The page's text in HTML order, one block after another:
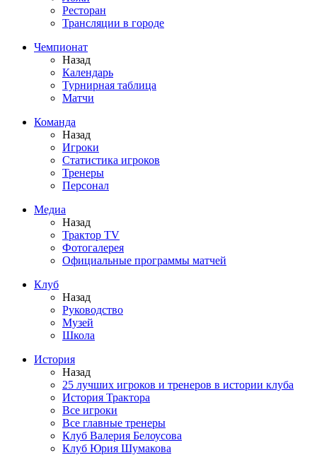
Ресторан
Трансляции в городе
Чемпионат
Назад
Календарь
Турнирная таблица
Матчи
Команда
Назад
Игроки
Статистика игроков
Тренеры
Персонал
Медиа
Назад
Трактор TV
Фотогалерея
Официальные программы матчей
Клуб
Назад
Руководство
Музей
Школа
История
Назад
25 лучших игроков и тренеров в истории клуба
История Трактора
Все игроки
Все главные тренеры
Клуб Валерия Белоусова
Клуб Юрия Шумакова